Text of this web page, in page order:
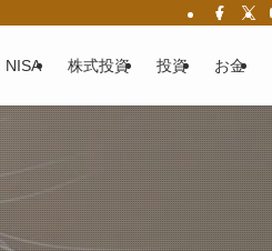
NISA 株式投資 投資 お金